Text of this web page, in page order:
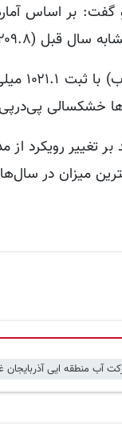
بر اساس
خشکسالی
تغییر رویکرد
آب منطقه ایی آذربایجان